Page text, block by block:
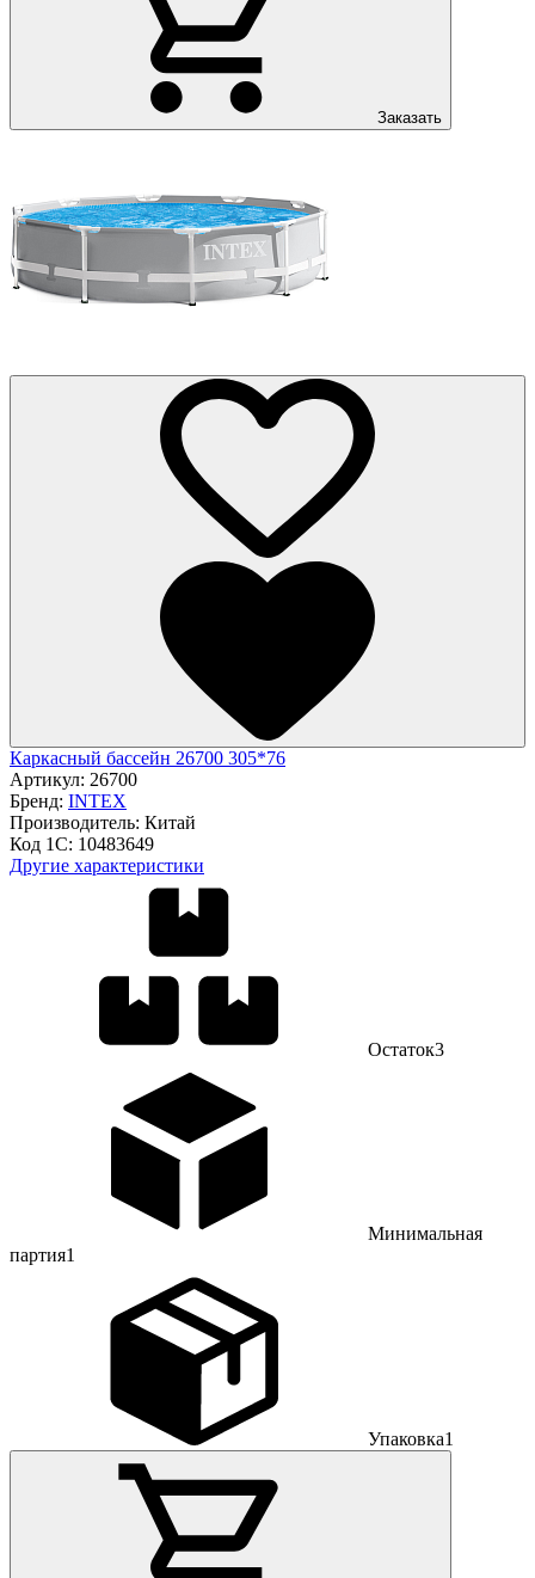
Заказать
Каркасный бассейн 26700 305*76
Артикул: 26700
Бренд: INTEX
Производитель: Китай
Код 1С: 10483649
Другие характеристики
Остаток3
Минимальная
партия1
Упаковка1